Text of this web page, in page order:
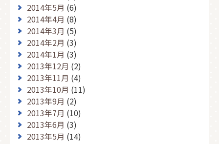
2014年5月 (6)
2014年4月 (8)
2014年3月 (5)
2014年2月 (3)
2014年1月 (3)
2013年12月 (2)
2013年11月 (4)
2013年10月 (11)
2013年9月 (2)
2013年7月 (10)
2013年6月 (3)
2013年5月 (14)